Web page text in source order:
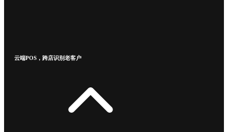
云端POS，跨店识别老客户